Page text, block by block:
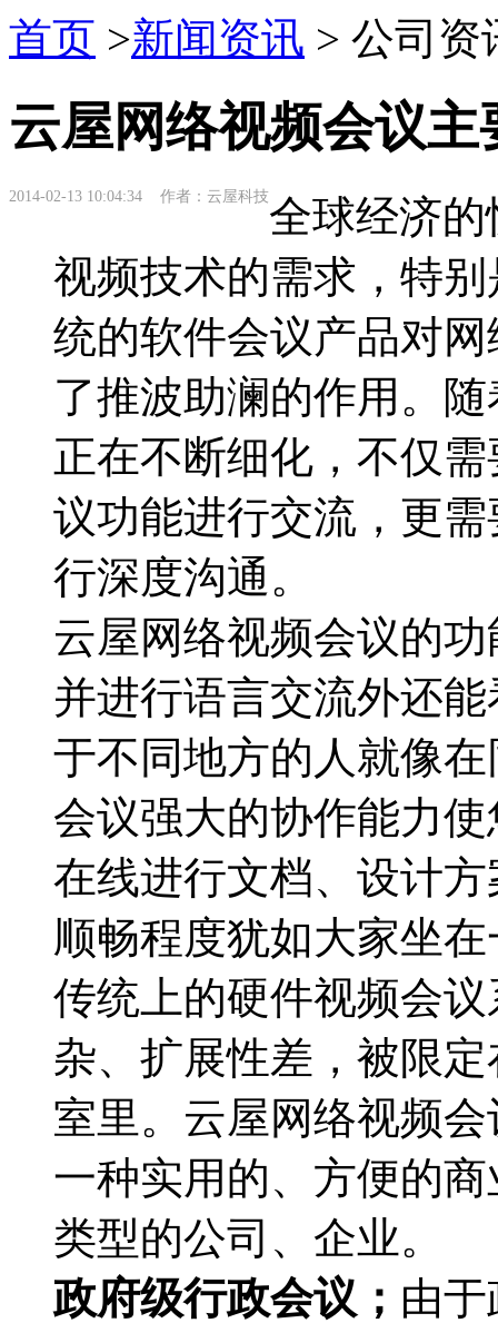
首页 >新闻资讯 > 公司资
云屋网络视频会议主
2014-02-13 10:04:34 作者：云屋科技全球经济
视频技术的需求，特
统的软件会议产品对
了推波助澜的作用。
正在不断细化，不仅
议功能进行交流，更
行深度沟通。
云屋网络视频会议的
并进行语言交流外还
于不同地方的人就像
会议强大的协作能力
在线进行文档、设计
顺畅程度犹如大家坐
传统上的硬件视频会
杂、扩展性差，被限
室里。云屋网络视频
一种实用的、方便的
类型的公司、企业。
政府级行政会议； 由